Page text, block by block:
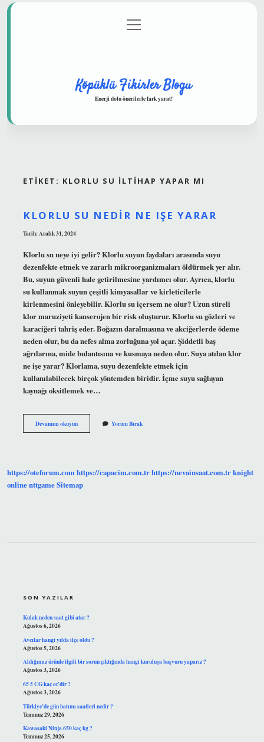
Gizlilik Politikası
menüyü
aç
Köpüklü Fikirler Blogu
Enerji dolu önerilerle fark yarat!
ETIKET: KLORLU SU ILTIHAP YAPAR MI
KLORLU SU NEDIR NE IŞE YARAR
Tarih: Aralık 31, 2024
Klorlu su neye iyi gelir? Klorlu suyun faydaları arasında suyu
dezenfekte etmek ve zararlı mikroorganizmaları öldürmek yer alır.
Bu, suyun güvenli hale getirilmesine yardımcı olur. Ayrıca, klorlu
su kullanmak suyun çeşitli kimyasallar ve kirleticilerle
kirlenmesini önleyebilir. Klorlu su içersem ne olur? Uzun süreli
klor maruziyeti kanserojen bir risk oluşturur. Klorlu su gözleri ve
karaciğeri tahriş eder. Boğazın daralmasına ve akciğerlerde ödeme
neden olur, bu da nefes alma zorluğuna yol açar. Şiddetli baş
ağrılarına, mide bulantısına ve kusmaya neden olur. Suya atılan klor
ne işe yarar? Klorlama, suyu dezenfekte etmek için
kullanılabilecek birçok yöntemden biridir. İçme suyu sağlayan
kaynağı oksitlemek ve…
Devamını okuyunKlorlu
Su
Yorum Bırak
https://oteforum.comhttps://capacim.com.trhttps://nevainsaat.com.trknight
onlinenttgameSitemap
SON YAZILAR
Kulak neden saat gibi atar ?
Ağustos 6, 2026
Avcılar hangi yılda ilçe oldu ?
Ağustos 5, 2026
Aldığımız ürünle ilgili bir sorun çıktığında hangi kuruluşa başvuru yaparız ?
Ağustos 3, 2026
65 5 CG kaç cc’dir ?
Ağustos 3, 2026
Türkiye’de gün batımı saatleri nedir ?
Temmuz 29, 2026
Kawasaki Ninja 650 kaç kg ?
Temmuz 25, 2026